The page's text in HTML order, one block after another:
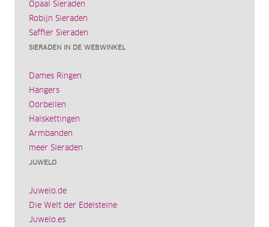
Opaal Sieraden
Robijn Sieraden
Saffier Sieraden
SIERADEN IN DE WEBWINKEL
Dames Ringen
Hangers
Oorbellen
Halskettingen
Armbanden
meer Sieraden
JUWELO
Juwelo.de
Die Welt der Edelsteine
Juwelo.es